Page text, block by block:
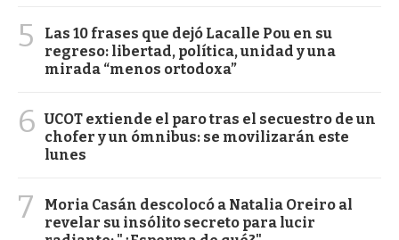
5
Las 10 frases que dejó Lacalle Pou en su
regreso: libertad, política, unidad y una
mirada “menos ortodoxa”
6 UCOT extiende el paro tras el secuestro de un
chofer y un ómnibus: se movilizarán este
lunes
7
Moria Casán descolocó a Natalia Oreiro al
revelar su insólito secreto para lucir